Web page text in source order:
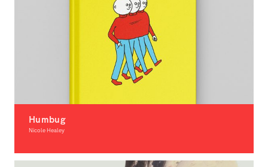
Humbug
Nicole Healey